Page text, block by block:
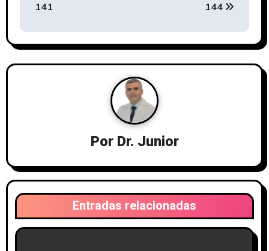
a
c
e
e
n
141
144
Por Dr. Junior
Entradas relacionadas